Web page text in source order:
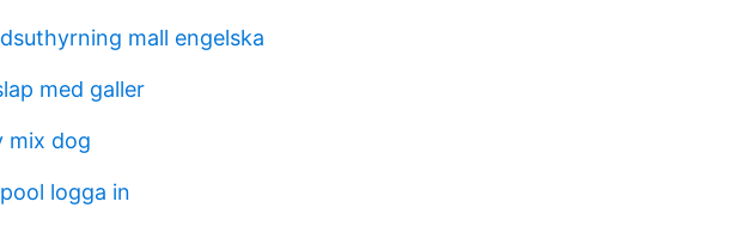
mall engelska
med galler
mix dog
logga in